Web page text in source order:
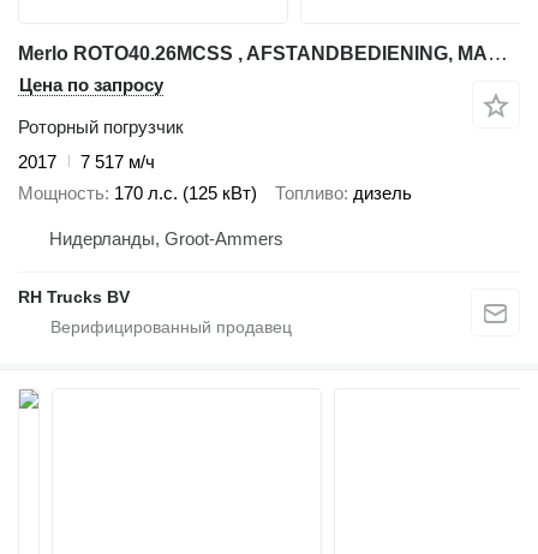
Merlo ROTO40.26MCSS , AFSTANDBEDIENING, MANBAK, PALLETVORKEN HIJS JIB
Цена по запросу
Роторный погрузчик
2017
7 517 м/ч
Мощность 170 л.с. (125 кВт) Топливо дизель
Нидерланды, Groot-Ammers
RH Trucks BV